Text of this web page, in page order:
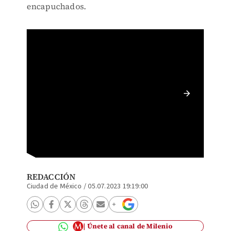
encapuchados.
REDACCIÓN
Ciudad de México /05.07.2023 19:19:00
Únete al canal de Milenio